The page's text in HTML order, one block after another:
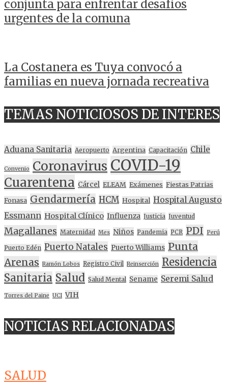
conjunta para enfrentar desafíos
urgentes de la comuna
La Costanera es Tuya convocó a
familias en nueva jornada recreativa
TEMAS NOTICIOSOS DE INTERES
Aduana Sanitaria Aeropuerto Argentina Capacitación Chile
Convenio Coronavirus COVID-19
Cuarentena Cárcel ELEAM Exámenes Fiestas Patrias
Fonasa Gendarmería HCM Hospital Hospital Augusto
Essmann Hospital Clínico Influenza Justicia Juventud
Magallanes Maternidad Mes Niños Pandemia PCR PDI Perú
Puerto Edén Puerto Natales Puerto Williams Punta
Arenas Ramón Lobos Registro Civil Reinserción
Residencia
Sanitaria Salud Salud Mental Sename Seremi Salud
Torres del Paine UCI VIH
NOTICIAS RELACIONADAS
SALUD